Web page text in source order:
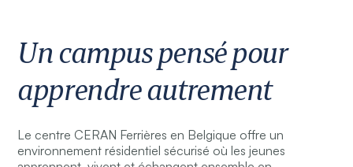
Un campus pensé pour
apprendre autrement
Le centre CERAN Ferrières en Belgique offre un
environnement résidentiel sécurisé où les jeunes